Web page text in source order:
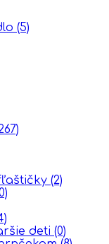
(5)
(2)
deti (0)